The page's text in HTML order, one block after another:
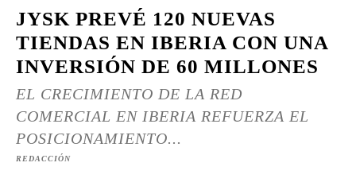
JYSK PREVÉ 120 NUEVAS
TIENDAS EN IBERIA CON UNA
INVERSIÓN DE 60 MILLONES
EL CRECIMIENTO DE LA RED
COMERCIAL EN IBERIA REFUERZA EL
POSICIONAMIENTO...
REDACCIÓN